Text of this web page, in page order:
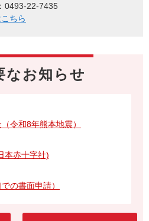
0493-22-7435
ちら
なお知らせ
令和8年熊本地震）
本赤十字社)
の書面申請）